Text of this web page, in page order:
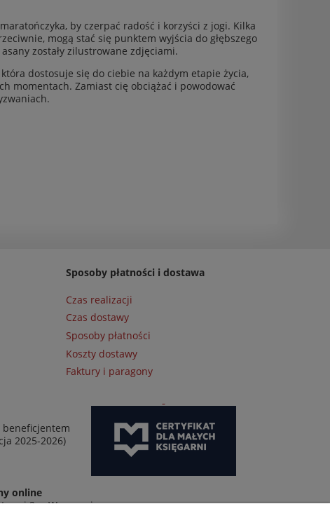
by czerpać radość i korzyści z jogi. Kilka
mogą stać się punktem wyjścia do głębszego
zostały zilustrowane zdjęciami.
dostosuje się do ciebie na każdym etapie życia,
momentach. Zamiast cię obciążać i powodować
Sposoby płatności i dostawa
Czas realizacji
Czas dostawy
Sposoby płatności
Koszty dostawy
Faktury i paragony
beneficjentem
2025-2026)
online
2 w Warszawie